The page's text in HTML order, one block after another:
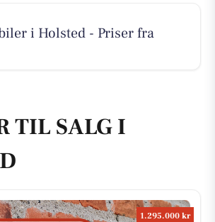
i Holsted - Priser fra
TIL SALG I
1.295.000 kr